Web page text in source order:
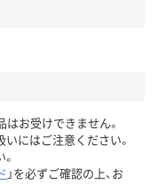
はお受けできません。
にはご注意ください。
」を必ずご確認の上、お